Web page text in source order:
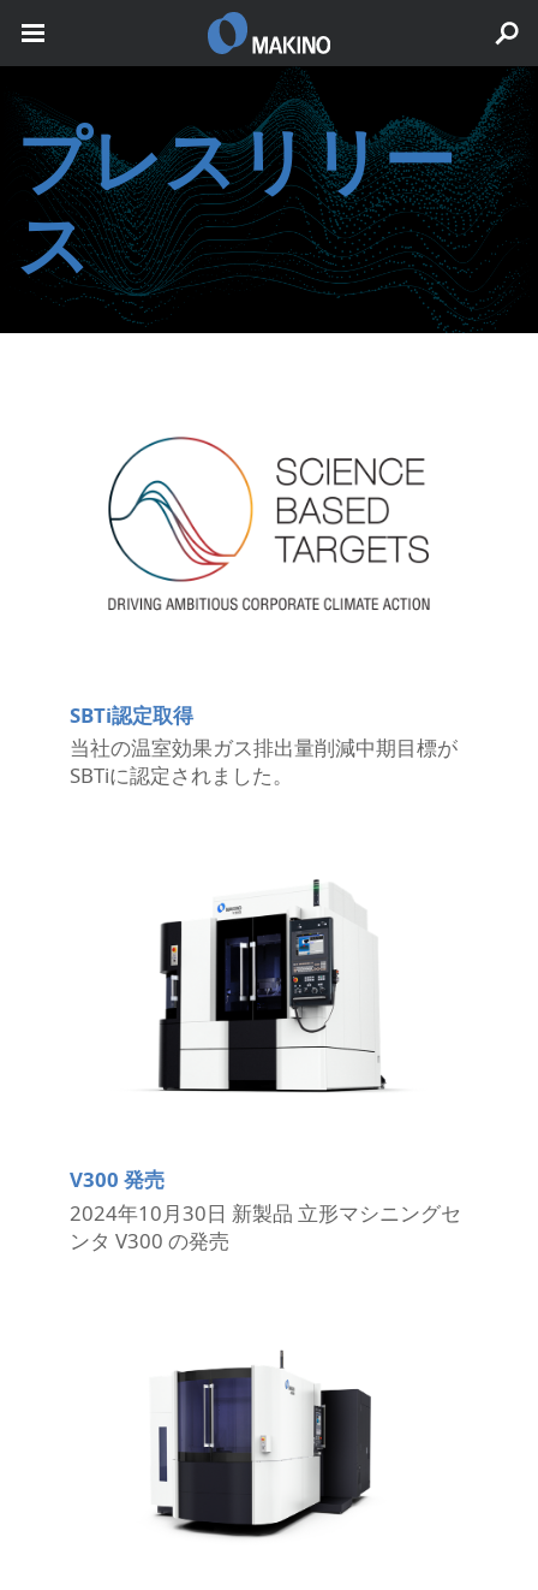
プレスリリー
ス
SBTi認定取得
当社の温室効果ガス排出量削減中期目標が
SBTiに認定されました。
V300 発売
2024年10月30日 新製品 立形マシニングセ
ンタ V300 の発売